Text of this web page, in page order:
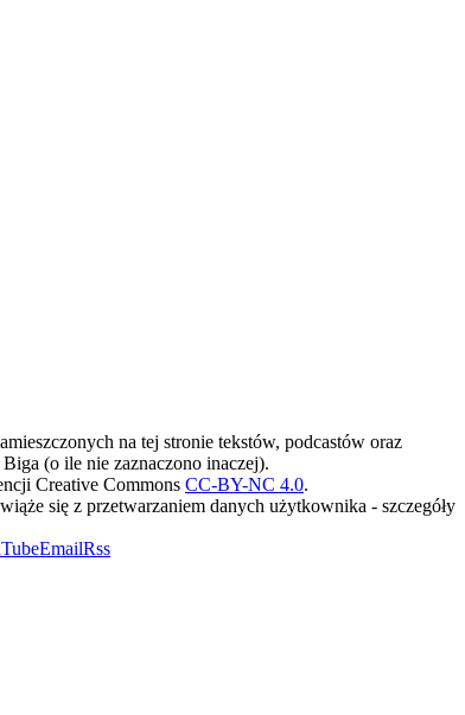
na tej stronie tekstów, podcastów oraz
(o ile nie zaznaczono inaczej).
Creative Commons CC-BY-NC 4.0.
się z przetwarzaniem danych użytkownika - szczegóły
EmailRss